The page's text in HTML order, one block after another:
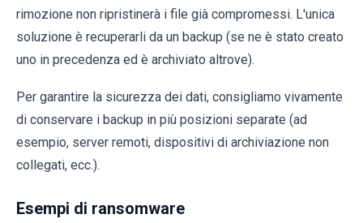
rimozione non ripristinerà i file già compromessi. L'unica
soluzione è recuperarli da un backup (se ne è stato creato
uno in precedenza ed è archiviato altrove).
Per garantire la sicurezza dei dati, consigliamo vivamente
di conservare i backup in più posizioni separate (ad
esempio, server remoti, dispositivi di archiviazione non
collegati, ecc.).
Esempi di ransomware